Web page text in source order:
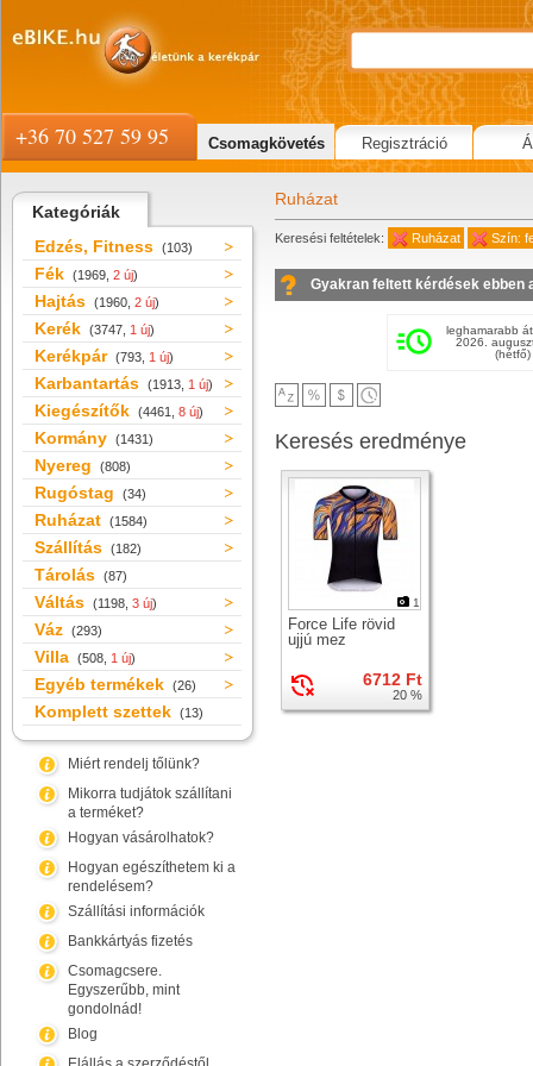
Kategóriák
Edzés, Fitness (103)
Fék (1969, 2 új)
Hajtás (1960, 2 új)
Kerék (3747, 1 új)
Kerékpár (793, 1 új)
Karbantartás (1913, 1 új)
Kiegészítők (4461, 8 új)
Kormány (1431)
Nyereg (808)
Rugóstag (34)
Ruházat (1584)
Szállítás (182)
Tárolás (87)
Váltás (1198, 3 új)
Váz (293)
Villa (508, 1 új)
Egyéb termékek (26)
Komplett szettek (13)
Miért rendelj tőlünk?
Mikorra tudjátok szállítani
a terméket?
Hogyan vásárolhatok?
Hogyan egészíthetem ki a
rendelésem?
Szállítási információk
Bankkártyás fizetés
Csomagcsere.
Egyszerűbb, mint
gondolnád!
Blog
Ruházat
Keresési feltételek: Ruházat Szín:
Gyakran feltett kérdések ebben
leghamarabb
2026.
(hétfő)
Keresés eredménye
1
Force Life rövid
ujjú mez
6712 Ft
20 %
+36 70 527 59 95 Csomagkövetés Regisztráció